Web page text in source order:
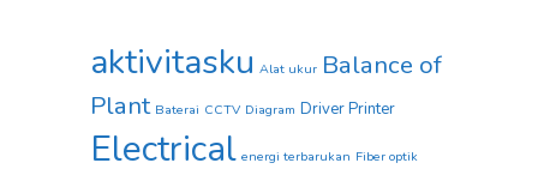
aktivitasku Alat ukur Balance of
Plant Baterai CCTV Diagram Driver Printer
Electrical energi terbarukan Fiber optik